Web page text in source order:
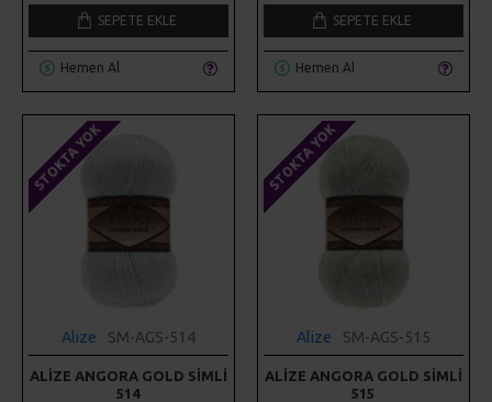
SEPETE EKLE
Hemen Al
SEPETE EKLE
Hemen Al
STOKTA YOK
Alize SM-AGS-514
ALIZE ANGORA GOLD SIMLI
514
STOKTA YOK
Alize SM-AGS-515
ALIZE ANGORA GOLD SIMLI
515